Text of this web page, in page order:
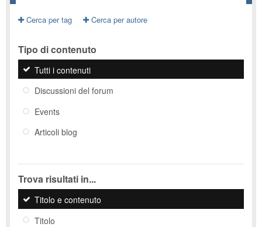
Cerca per tag Cerca per autore
Tipo di contenuto
Tutti i contenuti
Discussioni del forum
Events
Articoli blog
Trova risultati in...
Titolo e contenuto
Titolo